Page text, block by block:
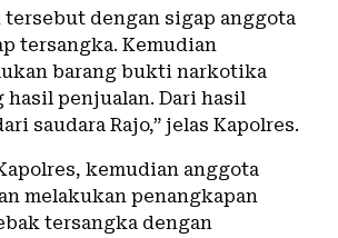
tersebut dengan sigap anggota
tersangka. Kemudian
barang bukti narkotika
penjualan. Dari hasil
saudara Rajo,” jelas Kapolres.
kemudian anggota
melakukan penangkapan
tersangka dengan